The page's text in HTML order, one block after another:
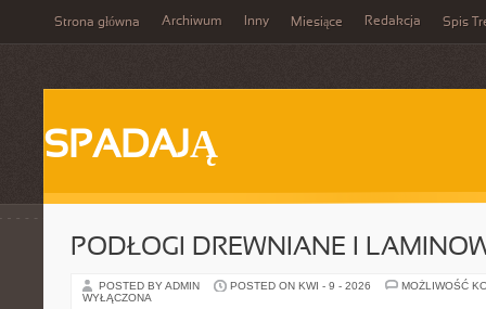
Strona główna Archiwum Inny Miesiące Redakcja Spis
SPADAJĄ
PODŁOGI DREWNIANE I
POSTED BY ADMIN POSTED ON KWI - 9 - 2026
MOŻLIWOŚĆ
WYŁĄCZONA